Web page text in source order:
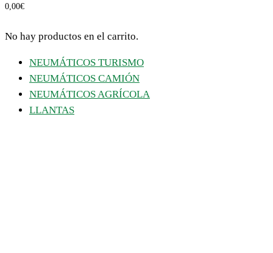
0,00€
No hay productos en el carrito.
NEUMÁTICOS TURISMO
NEUMÁTICOS CAMIÓN
NEUMÁTICOS AGRÍCOLA
LLANTAS